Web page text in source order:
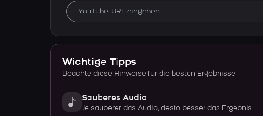
Wichtige Tipps
Beachte diese Hinweise für die besten Ergebnisse
Sauberes Audio
Je sauberer das Audio, desto besser das Ergebnis